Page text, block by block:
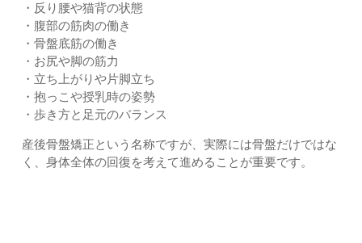
・反り腰や猫背の状態
・腹部の筋肉の働き
・骨盤底筋の働き
・お尻や脚の筋力
・立ち上がりや片脚立ち
・抱っこや授乳時の姿勢
・歩き方と足元のバランス
産後骨盤矯正という名称ですが、実際には骨盤だけではな
く、身体全体の回復を考えて進めることが重要です。